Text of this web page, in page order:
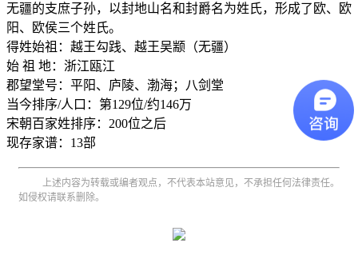
无疆的支庶子孙，以封地山名和封爵名为姓氏，形成了欧、欧
阳、欧侯三个姓氏。
得姓始祖：越王勾践、越王吴颛（无疆）
始 祖 地：浙江瓯江
郡望堂号：平阳、庐陵、渤海；八剑堂
当今排序/人口：第129位/约146万
宋朝百家姓排序：200位之后
现存家谱：13部
上述内容为转载或编者观点，不代表本站意见，不承担任何法律责任。
如侵权请联系删除。